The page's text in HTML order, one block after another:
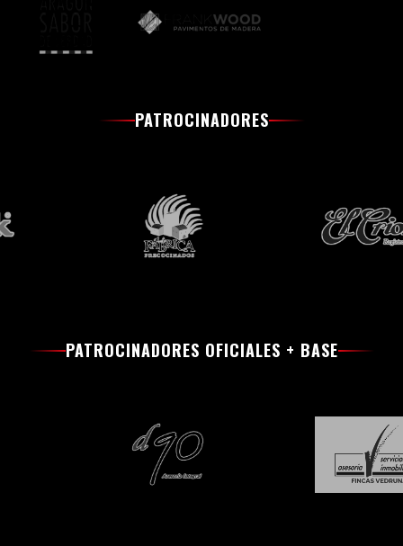
PATROCINADORES
PATROCINADORES OFICIALES + BASE